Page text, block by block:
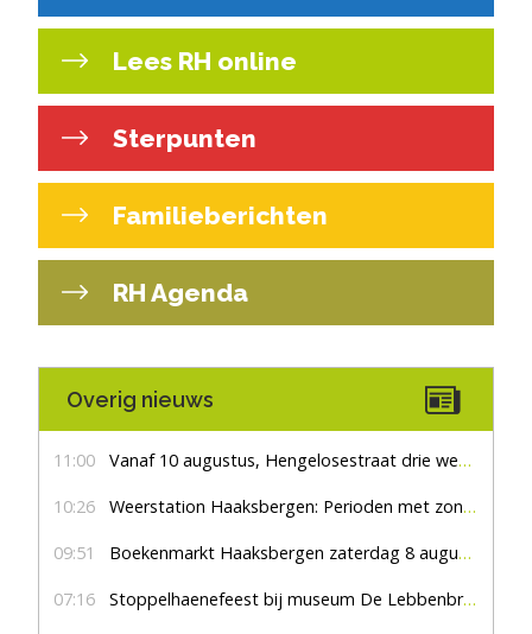
Lees RH online
Sterpunten
Familieberichten
RH Agenda
Overig nieuws
11:00 Vanaf 10 augustus, Hengelosestraat drie weken dicht voor doorgaand verkeer
10:26 Weerstation Haaksbergen: Perioden met zon en droog
09:51 Boekenmarkt Haaksbergen zaterdag 8 augustus, marktplein Haaksbergen
07:16 Stoppelhaenefeest bij museum De Lebbenbrugge